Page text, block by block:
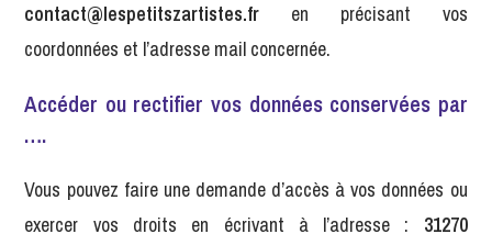
contact@lespetitszartistes.fr en précisant vos
coordonnées et l’adresse mail concernée.
Accéder ou rectifier vos données conservées par
….
Vous pouvez faire une demande d’accès à vos données ou
exercer vos droits en écrivant à l’adresse : 31270